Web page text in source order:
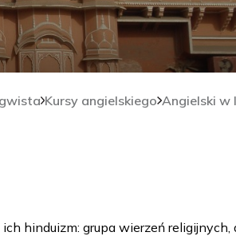
Kursy angielskiego Angielski w
hinduizm: grupa wierzeń religijnych,